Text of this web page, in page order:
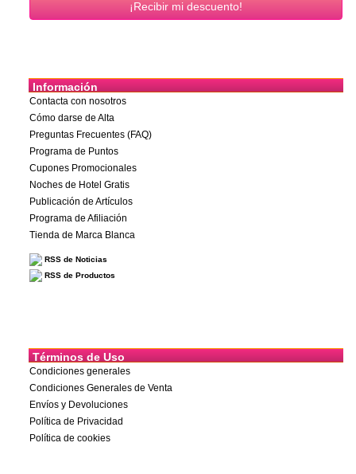
Información
Contacta con nosotros
Cómo darse de Alta
Preguntas Frecuentes (FAQ)
Programa de Puntos
Cupones Promocionales
Noches de Hotel Gratis
Publicación de Artículos
Programa de Afiliación
Tienda de Marca Blanca
RSS de Noticias
RSS de Productos
Términos de Uso
Condiciones generales
Condiciones Generales de Venta
Envíos y Devoluciones
Política de Privacidad
Política de cookies